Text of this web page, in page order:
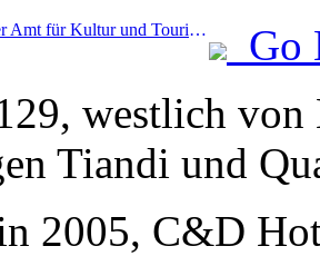
Prev:Das Pekinger Amt für Kultur und Tourismus gab bekannt: Im Jahr 2025 empfing Peking 5,48 Millionen ausländische Touristen, ein Anstieg von 39 % gegenüber dem Vorjahr.
Go
westlich
Tiandi und
2005, C&D